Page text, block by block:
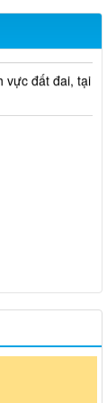
vực đất đai, tại